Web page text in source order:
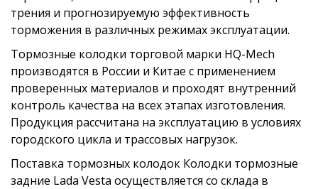
MAZDA DDY22638Z
трения и прогнозируемую эффективность
торможения в различных режимах эксплуатации.
Тормозные колодки торговой марки HQ-Mech
производятся в России и Китае с применением
проверенных материалов и проходят внутренний
контроль качества на всех этапах изготовления.
Продукция рассчитана на эксплуатацию в условиях
городского цикла и трассовых нагрузок.
Поставка тормозных колодок Колодки тормозные
задние Lada Vesta осуществляется со склада в